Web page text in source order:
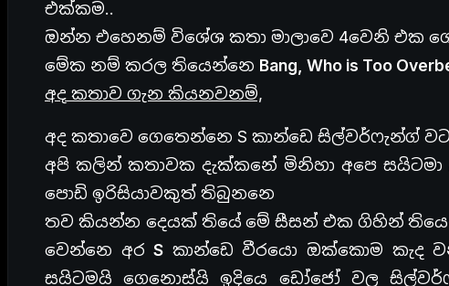
එක්කම..
ඔන්න එහෙනම් විශේශ කතා මාලාවෙ 4වෙනි එක
මේක නම් කරල තියෙන්නෙ Bang, Who is Too
අද කතාව ගැන කියනවනම්,
අද කතාවෙ ගෙතෙන්නෙ S කාන්ඩෙ සිල්වර්ෆැන්ග්
අපි කලින් කතාවක දැක්කනේ මිනිහා අපෙ
පොඩි ඉරිසියාවකුත් තිබුනනෙ
තව කියන්න දෙයක් තියේ මේ සීසන් එක ගිහින්
වෙන්නෙ අරS කාන්ඩෙ වීරයො ඔක්කොම කැද
සයිටමයි ගෙනොස්යි ඉදියෙ ඩෝජෝ වල